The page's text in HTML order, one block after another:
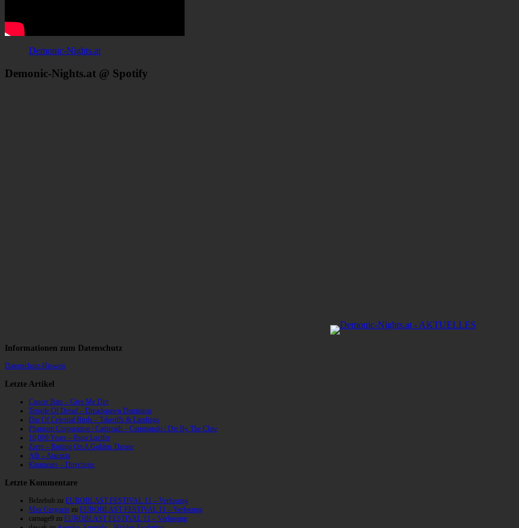
Demonic-Nights.at
Demonic-Nights.at @ Spotify
Informationen zum Datenschutz
Datenschutz-Hinweis
Letzte Artikel
Cancer Bats – Give Me Dirt
Temple Of Dread – Dreadspawn Dominion
Din Of Celestial Birds – Takeoffs & Landings
Phantom Corporation / Catbreath – Commando / Die By The Claw
10,000 Years – Esox Lucifer
Zerre – Rotting On A Golden Throne
Allt – Ataraxia
Knumears – Directions
Letzte Kommentare
Belzebub zu EUROBLAST FESTIVAL 11 – Verlosung
Max Gregorio zu EUROBLAST FESTIVAL 11 – Verlosung
carnage9 zu EUROBLAST FESTIVAL 11 – Verlosung